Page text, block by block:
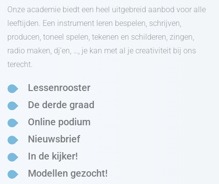
Onze academie biedt een heel uitgebreid aanbod voor alle
leeftijden. Een instrument leren bespelen, schrijven,
producen, toneel spelen, tekenen en schilderen, zingen,
radio maken, dj’en, …, je kan met al je creativiteit bij ons
terecht.
Lessenrooster
De derde graad
Online podium
Nieuwsbrief
In de kijker!
Modellen gezocht!